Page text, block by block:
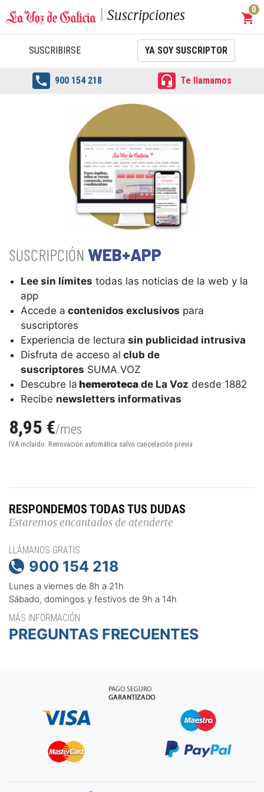
Suscripciones shopping_cart
0
SUSCRIBIRSE YA SOY SUSCRIPTOR
 900 154 218  Te llamamos
WEB+APP
Lee sin límites todas las noticias de la web y la
app
Accede a contenidos exclusivos para
suscriptores
Experiencia de lectura sin publicidad intrusiva
Disfruta de acceso al club de
suscriptores SUMA VOZ
Descubre la hemeroteca de La Voz desde 1882
Recibe newsletters informativas
8,95 €/mes
IVA incluido. Renovación automática salvo cancelación previa
RESPONDEMOS TODAS TUS DUDAS
Estaremos encantados de atenderte
LLÁMANOS GRATIS
 900 154 218
Lunes a viernes de 8h a 21h
Sábado, domingos y festivos de 9h a 14h
MÁS INFORMACIÓN
PREGUNTAS FRECUENTES